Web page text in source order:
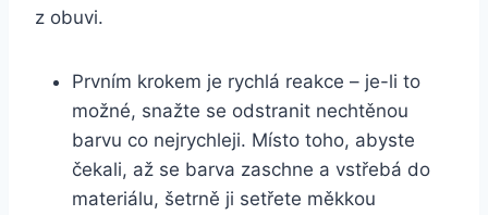
z obuvi.
Prvním krokem je rychlá reakce‍ – ‍je-li to
možné, snažte se odstranit ⁢nechtěnou
barvu co nejrychleji. Místo toho,⁤ abyste
čekali,⁤ až ⁣se‌ barva zaschne a ⁣vstřebá do
materiálu, šetrně ji setřete měkkou​